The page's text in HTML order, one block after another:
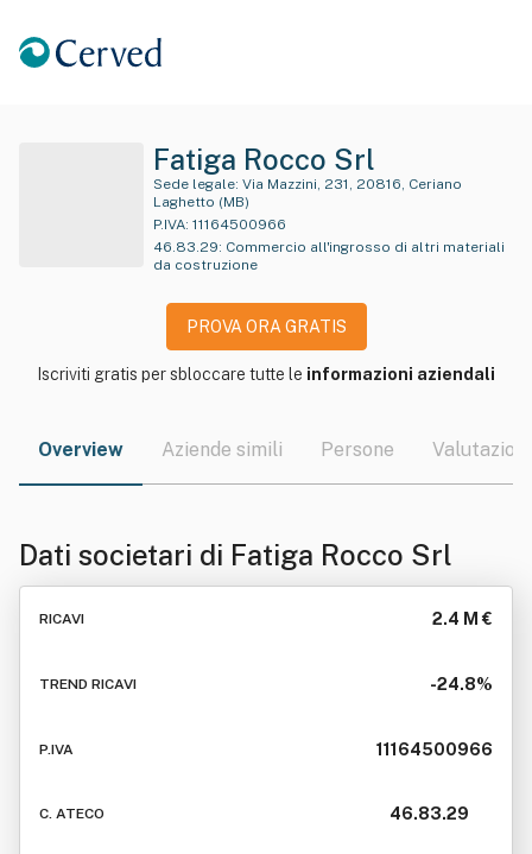
Fatiga Rocco Srl
Sede legale:
Laghetto (MB)
P.IVA: 11164500966
46.83.29: Commercio all'ingrosso di altri materiali
da costruzione
PROVA ORA GRATIS
Iscriviti gratis per sbloccare tutte le informazioni aziendali
Overview Aziende simili Persone Valutazioni
Dati societari di Fatiga Rocco Srl
RICAVI 2.4 M €
TREND RICAVI -24.8%
P.IVA 11164500966
C. ATECO 46.83.29